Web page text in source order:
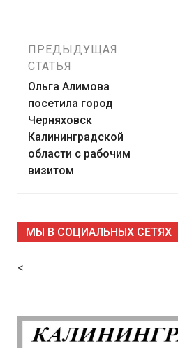
Навигация
по
записям
ПРЕДЫДУЩАЯ
СТАТЬЯ
Ольга Алимова
посетила город
Черняховск
Калининградской
области с рабочим
визитом
МЫ В СОЦИАЛЬНЫХ СЕТЯХ
<